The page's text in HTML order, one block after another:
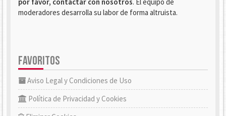
moderadores desarrolla su labor de forma altruista.
FAVORITOS
Aviso Legal y Condiciones de Uso
Política de Privacidad y Cookies